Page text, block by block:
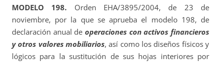
MODELO 198. Orden EHA/3895/2004, de 23 de
noviembre, por la que se aprueba el modelo 198, de
declaración anual de operaciones con activos financieros
y otros valores mobiliarios, así como los diseños físicos y
lógicos para la sustitución de sus hojas interiores por